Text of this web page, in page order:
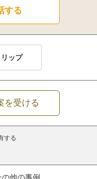
する
ップ
を受ける
する
の他の事例